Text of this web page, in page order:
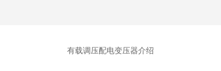
有载调压配电变压器介绍